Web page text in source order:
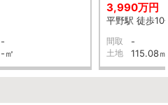
-
-㎡
3,990万円
平野駅 徒歩10
間取 -
土地 115.08㎡